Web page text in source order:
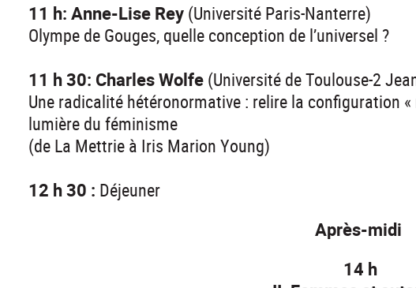
11 h: Anne-Lise Rey (Université Paris-Nanterre)
Olympe de Gouges, quelle conception de l’universel ?
11 h 30: Charles Wolfe (Université de Toulouse-2
Une radicalité hétéronormative : relire la configuration
lumière du féminisme
(de La Mettrie à Iris Marion Young)
12 h 30 : Déjeuner
Après-midi
14 h